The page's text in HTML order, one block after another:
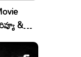
&